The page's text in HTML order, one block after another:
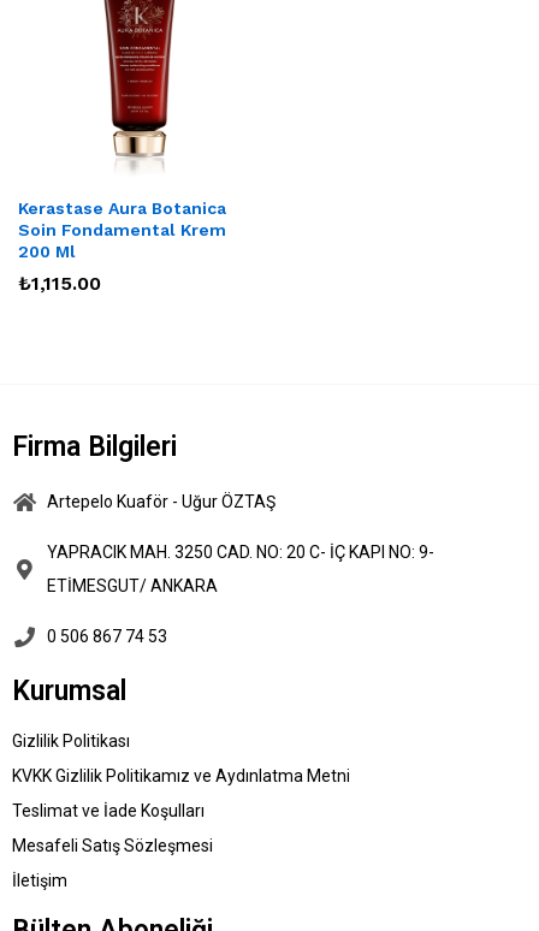
Kerastase Aura Botanica
Soin Fondamental Krem
200 Ml
₺1,115.00
Firma Bilgileri
Artepelo Kuaför - Uğur ÖZTAŞ
YAPRACIK MAH. 3250 CAD. NO: 20 C- İÇ KAPI NO: 9-
ETİMESGUT/ ANKARA
0 506 867 74 53
Kurumsal
Gizlilik Politikası
KVKK Gizlilik Politikamız ve Aydınlatma Metni
Teslimat ve İade Koşulları
Mesafeli Satış Sözleşmesi
İletişim